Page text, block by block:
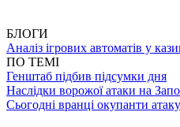
БЛОГИ
Аналіз ігрових автоматів у
ПО ТЕМІ
Генштаб підбив підсумки дня
Наслідки ворожої атаки на
Сьогодні вранці окупанти